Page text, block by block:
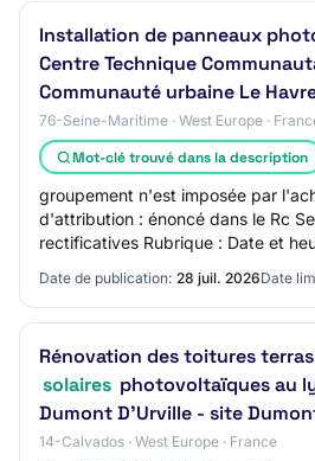
Installation de panneaux
Centre Technique
Communauté urbaine Le
76-Seine-Maritime · West Europe ·
Mot-clé trouvé dans la description
groupement n'est imposée par
d'attribution : énoncé dans le Rc
rectificatives Rubrique : Date et
Date de publication: 28 juil. 2026Date
Rénovation des toitures
solaires photovoltaïques au
Dumont D'Urville - site
14-Calvados · West Europe · France